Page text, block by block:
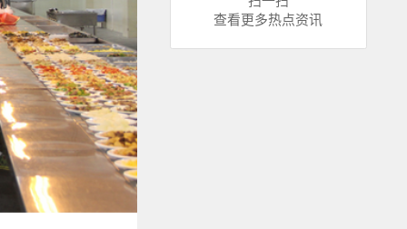
查看更多热点资讯